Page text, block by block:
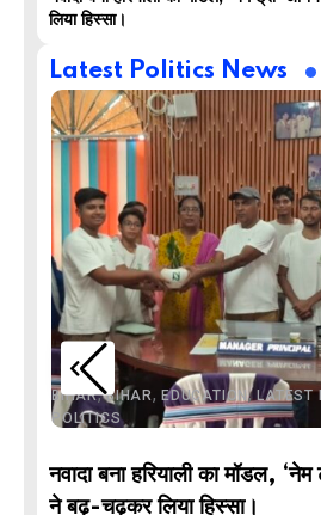
लिया हिस्सा।
Latest Politics News
BIHAR,BIHAR, EDUCATION,LATEST
POLITICS
नवादा बना हरियाली का मॉडल, ‘नेम
ने बढ़-चढ़कर लिया हिस्सा।